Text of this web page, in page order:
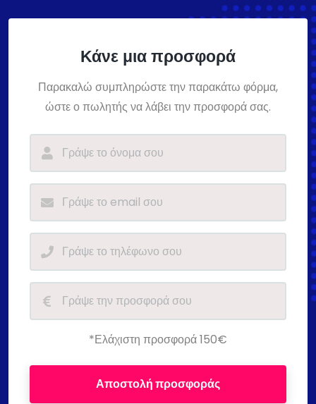
Κάνε μια προσφορά
Παρακαλώ συμπληρώστε την παρακάτω φόρμα,
ώστε ο πωλητής να λάβει την προσφορά σας.
*Ελάχιστη προσφορά 150€
Αποστολή προσφοράς